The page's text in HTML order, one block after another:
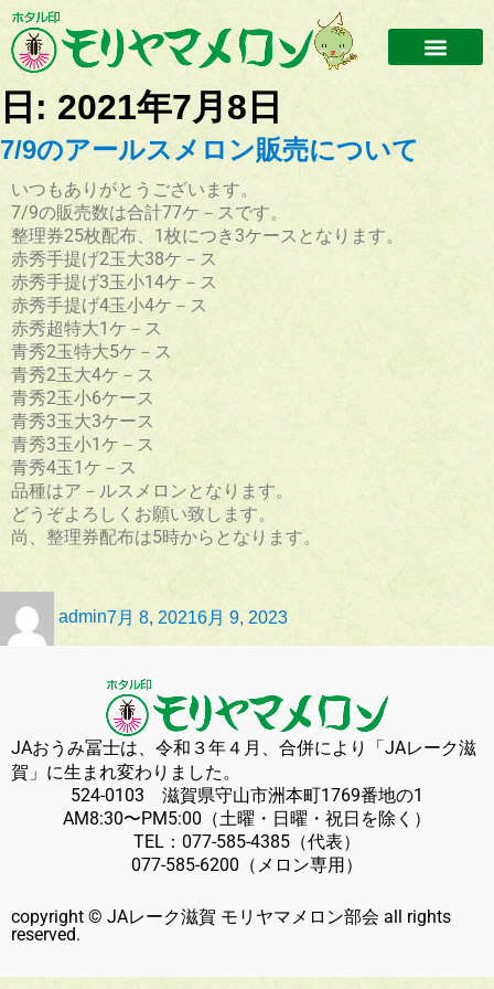
日: 2021年7月8日
7/9のアールスメロン販売について
いつもありがとうございます。
7/9の販売数は合計77ケ－スです。
整理券25枚配布、1枚につき3ケースとなります。
赤秀手提げ2玉大38ケ－ス
赤秀手提げ3玉小14ケ－ス
赤秀手提げ4玉小4ケ－ス
赤秀超特大1ケ－ス
青秀2玉特大5ケ－ス
青秀2玉大4ケ－ス
青秀2玉小6ケース
青秀3玉大3ケース
青秀3玉小1ケ－ス
青秀4玉1ケ－ス
品種はア－ルスメロンとなります。
どうぞよろしくお願い致します。
尚、整理券配布は5時からとなります。
admin7月 8, 20216月 9, 2023
JAおうみ冨士は、令和３年４月、合併により「JAレーク滋
賀」に生まれ変わりました。
524-0103 滋賀県守山市洲本町1769番地の1
AM8:30〜PM5:00（土曜・日曜・祝日を除く）
TEL： 077-585-4385 （代表）
077-585-6200 （メロン専用）
copyright © JAレーク滋賀 モリヤマメロン部会 all rights
reserved.